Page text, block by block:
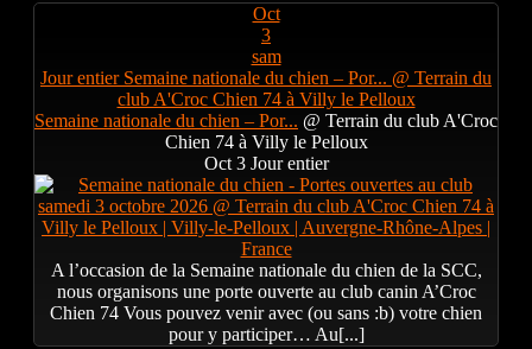
Oct
3
sam
Jour entier Semaine nationale du chien – Por... @ Terrain du
club A'Croc Chien 74 à Villy le Pelloux
Semaine nationale du chien – Por... @ Terrain du club A'Croc
Chien 74 à Villy le Pelloux
Oct 3 Jour entier
A l’occasion de la Semaine nationale du chien de la SCC,
nous organisons une porte ouverte au club canin A’Croc
Chien 74 Vous pouvez venir avec (ou sans :b) votre chien
pour y participer… Au[...]